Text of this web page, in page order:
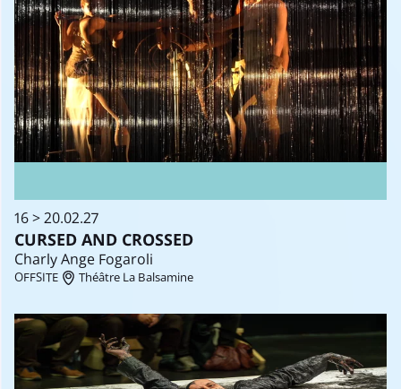
16 > 20.02.27
CURSED AND CROSSED
Charly Ange Fogaroli
OFFSITE Théâtre La Balsamine